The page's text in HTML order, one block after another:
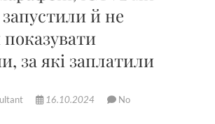
й не
за які заплатили
16.10.2024
No